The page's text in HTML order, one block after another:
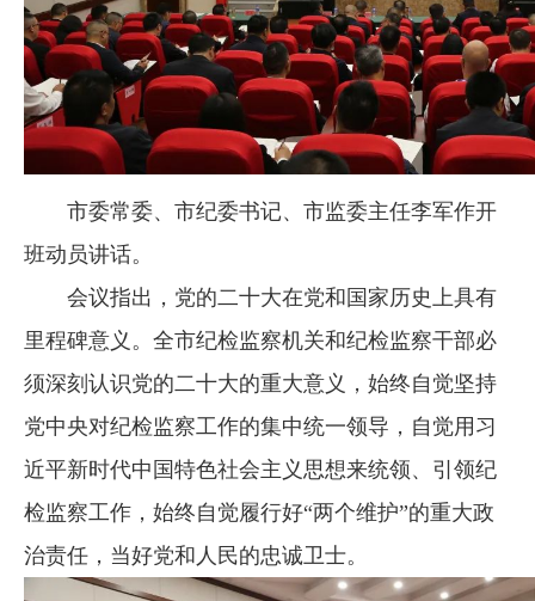
市委常委、市纪委书记、市监委主任李军作开
班动员讲话。
会议指出，党的二十大在党和国家历史上具有
里程碑意义。全市纪检监察机关和纪检监察干部必
须深刻认识党的二十大的重大意义，始终自觉坚持
党中央对纪检监察工作的集中统一领导，自觉用习
近平新时代中国特色社会主义思想来统领、引领纪
检监察工作，始终自觉履行好“两个维护”的重大政
治责任，当好党和人民的忠诚卫士。